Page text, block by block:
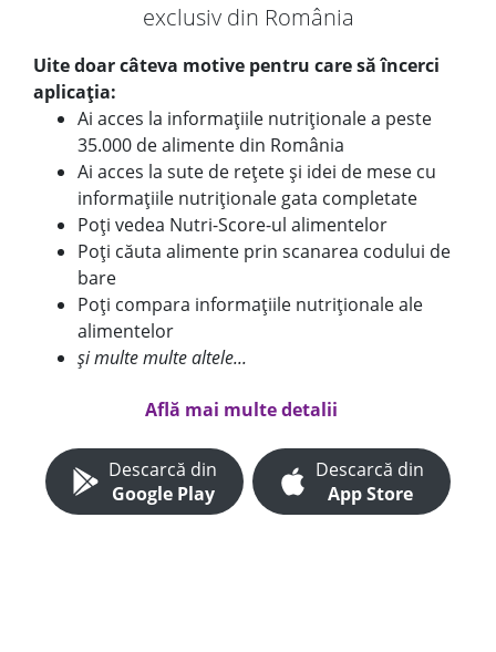
exclusiv din România
Uite doar câteva motive pentru care să încerci
aplicația:
Ai acces la informațiile nutriționale a peste
35.000 de alimente din România
Ai acces la sute de rețete și idei de mese cu
informațiile nutriționale gata completate
Poți vedea Nutri-Score-ul alimentelor
Poți căuta alimente prin scanarea codului de
bare
Poți compara informațiile nutriționale ale
alimentelor
și multe multe altele...
Află mai multe detalii
Descarcă din
Google Play
Descarcă din
App Store